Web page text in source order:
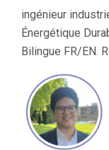
ingénieur
Énergétique
Bilingue FR/EN.